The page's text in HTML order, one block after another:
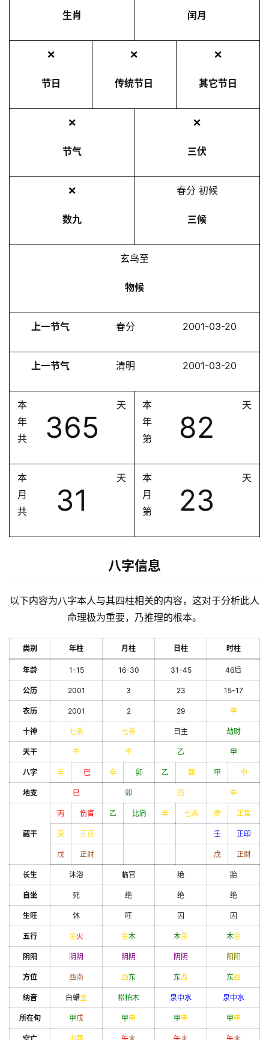
生肖 闰月
❌
节日
❌
传统节日
❌
其它节日
❌
节气
❌
三伏
❌
数九
春分 初候
三候
玄鸟至
物候
上一节气 春分 2001-03-20
上一节气 清明 2001-03-20
本
年
共
365
天
本
年
第
82
天
本
月
共
31
天
本
月
第
23
天
八字信息
以下内容为八字本人与其四柱相关的内容，这对于分析此人
命理极为重要，乃推理的根本。
类别 年柱 月柱 日柱 时柱
年龄 1-15 16-30 31-45 46后
公历 2001 3 23 15-17
农历 2001 2 29 申
十神 七杀 七杀 日主 劫财
天干 辛 辛 乙 甲
八字 辛 巳 辛 卯 乙 酉 甲 申
地支 巳 卯 酉 申
藏干
丙 伤官 乙 比肩 辛 七杀 庚 正官
庚 正官 壬 正印
戊 正财 戊 正财
长生 沐浴 临官 绝 胎
自坐 死 绝 绝 绝
生旺 休 旺 囚 囚
五行 金火 金木 木金 木金
阴阳 阴 阴 阴 阴 阴 阴 阳 阳
方位 西南 西东 东西 东西
纳音 白蜡金 松柏木 泉中水 泉中水
所在旬 甲戌 甲申 甲申 甲申